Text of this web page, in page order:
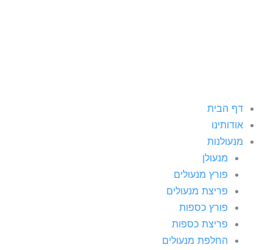
דף הבית
אודותינו
מנעולנות
מנעולן
פורץ מנעולים
פריצת מנעולים
פורץ כספות
פריצת כספות
החלפת מנעולים